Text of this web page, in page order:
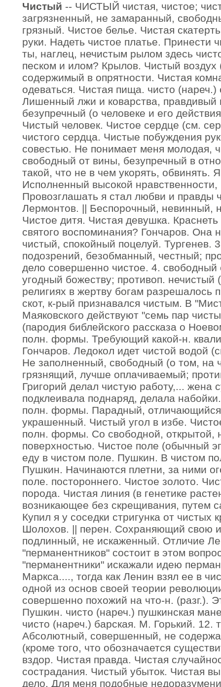
Чистый -- ЧИСТЫЙ чистая, чистое;
загрязненный, не замаранный,
грязный. Чистое белье. Чистая
руки. Надеть чистое платье. Принести
ты, наглец, нечистым рылом здесь
песком и илом? Крылов. Чистый
содержимый в опрятности. Чистая
одеваться. Чистая пища. чисто (нареч.)
Лишенный лжи и коварства, правдивый
безупречный (о человеке и его
Чистый человек. Чистое сердце (см.
чистого сердца. Чистые побуждения
совестью. Не понимает меня молодая,
свободный от вины, безупречный в
такой, что не в чем укорять, обвинять.
Исполненный высокой
Провозглашать я стал любви и правды
Лермонтов. || Беспорочный, невинный,
Чистое дитя. Чистая девушка. Краснеть
святого воспоминания? Гончаров. Она
чистый, спокойный поцелуй. Тургенев.
подозрений, безобманный, честный;
дело совершенно чистое. 4. свободный
угодный божеству; противоп. нечистый
религиях в жертву богам разрешалось
скот, к-рый признавался чистым. В
Маяковского действуют "семь пар
(пародия библейского рассказа о
полн. формы. Требующий какой-н.
Гончаров. Ледокол идет чистой водой
Не заполненный, свободный (о том, на
грязнящий, лучше оплачиваемый;
Григорий делал чистую работу,... жена
подклеивала поднаряд, делала
полн. формы. Парадный,
украшенный. Чистый угол в избе.
полн. формы. Со свободной, открытой,
поверхностью. Чистое поле (обычный
еду в чистом поле. Пушкин. В чистом
Пушкин. Начинаются плетни, за ними
поле. постороннего. Чистое золото.
порода. Чистая линия (в генетике
возникающее без скрещивания, путем
Купил я у соседки стригунка от чистых
Шолохов. || перен. Сохраняющий свою
подлинный, не искаженный. Отличие
"перманентников" состоит в этом
"перманентники" искажали идею
Маркса...., тогда как Ленин взял ее в
одной из основ своей теории
совершенно похожий на что-н. (разг.).
Пушкин. чисто (нареч.) пушкинская
чисто (нареч.) барская. М. Горький. 12.
Абсолютный, совершенный, не
(кроме того, что обозначается
вздор. Чистая правда. Чистая
сострадания. Чистый убыток. Чистая
дело. Для меня подобные